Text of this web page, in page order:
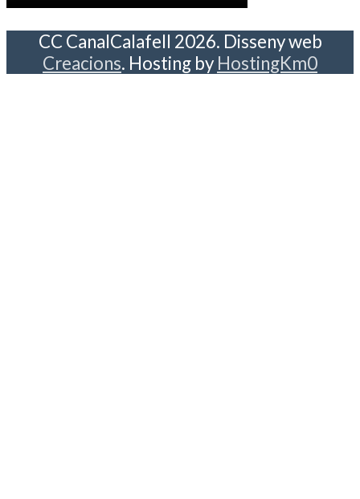
CC CanalCalafell 2026. Disseny web
Creacions. Hosting by HostingKm0